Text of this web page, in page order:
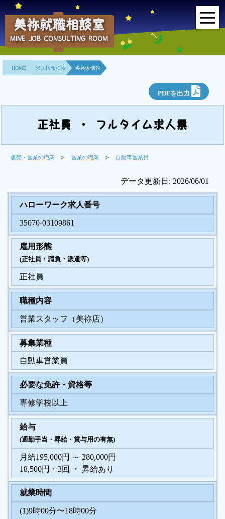
HOME
事業所紹介
相談室とは？
求人情報検索
各種セミナー
履歴書ジェネレーター
美祢就職相談室
MINE JOB CONSULTING ROOM
HOME 求人情報検索 各検索情報
PDFを出力
正社員 ・ フルタイム求人票
販売・営業の職業 > 営業の職業 > 自動車営業員
データ更新日: 2026/06/01
ハローワーク求人番号
35070-03109861
雇用形態
(正社員・請負・派遣等)
正社員
職種内容
営業スタッフ（美祢店）
募集業種
自動車営業員
必要な免許・資格等
専修学校以上
給与
(通勤手当・昇給・賞与用の有無)
月給195,000円 ～ 280,000円
18,500円・3回 ・ 昇給あり
就業時間
(1)9時00分〜18時00分